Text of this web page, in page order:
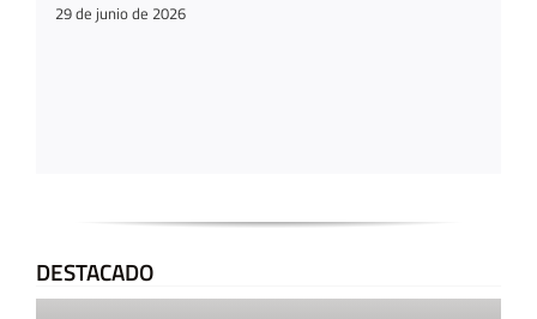
29 de junio de 2026
DESTACADO